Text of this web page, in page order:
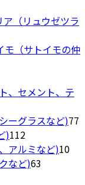
（リュウゼツラ
モ（サトイモの仲
、セメント、テ
ーグラスなど)77
)112112
個
の
アルミなど)1010
など)63